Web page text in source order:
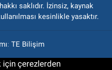
saklıdır. İzinsiz, kaynak
kesinlikle yasaktır.
: TE Bilişim
için çerezlerden